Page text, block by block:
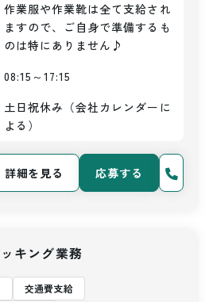
作業服や作業靴は全て支給され
ますので、ご自身で準備するも
のは特にありません♪
08:15～17:15
土日祝休み（会社カレンダーに
よる）
詳細を見る 応募する
キング業務
交通費支給